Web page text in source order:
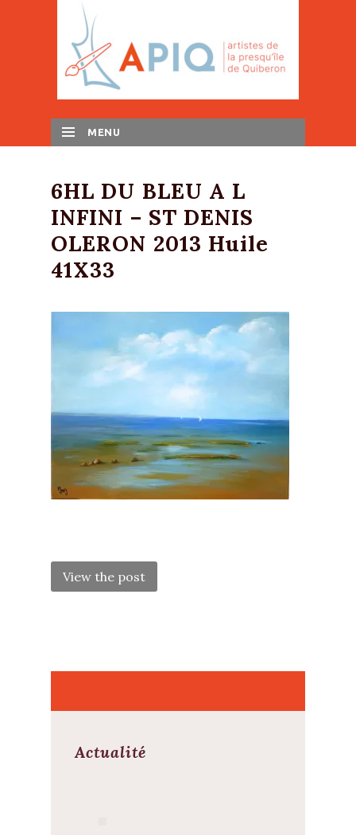
MENU
6HL DU BLEU A L
INFINI – ST DENIS
OLERON 2013 Huile
41X33
NAVIGATION
View the post
Actualité